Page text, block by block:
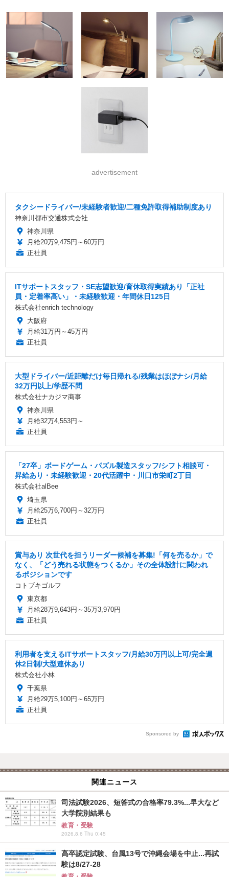
advertisement
タクシードライバー/未経験者歓迎/二種免許取得補助制度あり
神奈川都市交通株式会社
神奈川県
月給20万9,475円～60万円
正社員
ITサポートスタッフ・SE志望歓迎/育休取得実績あり「正社
員・定着率高い」・未経験歓迎・年間休日125日
株式会社enrich technology
大阪府
月給31万円～45万円
正社員
大型ドライバー/近距離だけ毎日帰れる/残業はほぼナシ/月給
32万円以上/学歴不問
株式会社ナカジマ商事
神奈川県
月給32万4,553円～
正社員
「27卒」ボードゲーム・パズル製造スタッフ/シフト相談可・
昇給あり・未経験歓迎・20代活躍中・川口市栄町2丁目
株式会社alBee
埼玉県
月給25万6,700円～32万円
正社員
賞与あり 次世代を担うリーダー候補を募集!「何を売るか」で
なく、「どう売れる状態をつくるか」その全体設計に関われ
るポジションです
コトブキゴルフ
東京都
月給28万9,643円～35万3,970円
正社員
利用者を支えるITサポートスタッフ/月給30万円以上可/完全週
休2日制/大型連休あり
株式会社小林
千葉県
月給29万5,100円～65万円
正社員
Sponsored by
関連ニュース
司法試験2026、短答式の合格率79.3%...早大など
大学院別結果も
教育・受験
2026.8.6 Thu 0:45
高卒認定試験、台風13号で沖縄会場を中止...再試
験は8/27-28